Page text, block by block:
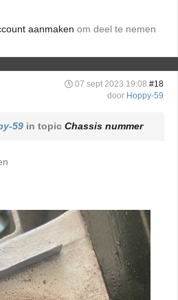
aanmaken om deel te nemen
07 sept 2023 19:08 #18
door Hoppy-59
59 in topic Chassis nummer